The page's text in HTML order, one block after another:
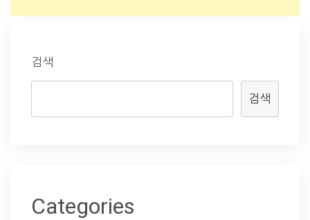
검색
검색
Categories